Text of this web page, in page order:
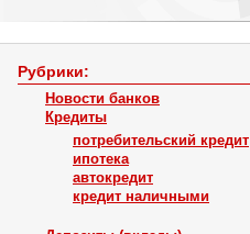
Рубрики:
Новости банков
Кредиты
потребительский кредит
ипотека
автокредит
кредит наличными